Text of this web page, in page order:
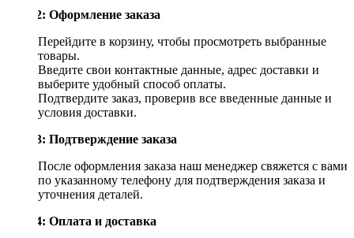
Шаг 2: Оформление заказа
Перейдите в корзину, чтобы просмотреть выбранные
товары.
Введите свои контактные данные, адрес доставки и
выберите удобный способ оплаты.
Подтвердите заказ, проверив все введенные данные и
условия доставки.
Шаг 3: Подтверждение заказа
После оформления заказа наш менеджер свяжется с вами
по указанному телефону для подтверждения заказа и
уточнения деталей.
Шаг 4: Оплата и доставка